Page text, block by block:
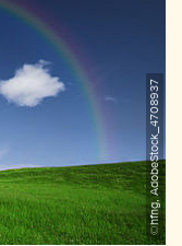
©hfng, AdobeStock_4708937